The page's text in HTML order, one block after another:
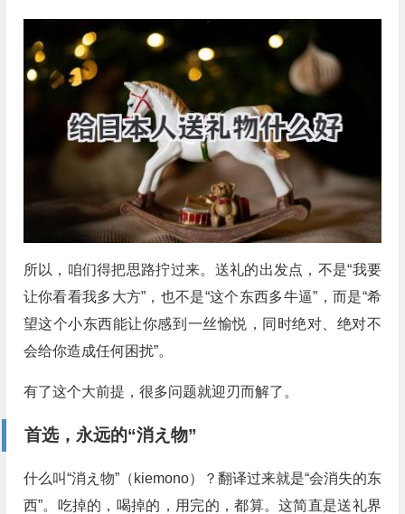
所以，咱们得把思路拧过来。送礼的出发点，不是“我要
让你看看我多大方”，也不是“这个东西多牛逼”，而是“希
望这个小东西能让你感到一丝愉悦，同时绝对、绝对不
会给你造成任何困扰”。
有了这个大前提，很多问题就迎刃而解了。
首选，永远的“消え物”
什么叫“消え物”（kiemono）？翻译过来就是“会消失的东
西”。吃掉的，喝掉的，用完的，都算。这简直是送礼界